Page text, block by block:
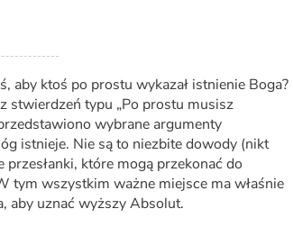
aby ktoś po prostu wykazał istnienie Boga?
stwierdzeń typu „Po prostu musisz
wybrane argumenty
istnieje. Nie są to niezbite dowody (nikt
które mogą przekonać do
tym wszystkim ważne miejsce ma właśnie
aby uznać wyższy Absolut.